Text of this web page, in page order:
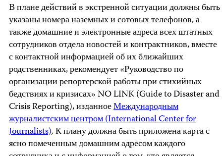
В плане действий в экстренной ситуации должны быть
указаны номера наземных и сотовых телефонов, а
также домашние и электронные адреса всех штатных
сотрудников отдела новостей и контрактников, вместе
с контактной информацией об их ближайших
родственниках, рекомендует «Руководство по
организации репортерской работы при стихийных
бедствиях и кризисах» NO LINK (Guide to Disaster and
Crisis Reporting), изданноеМеждународным
журналистским центром (International Center for
Journalists). К плану должна быть приложена карта с
ясно помеченным домашним адресом каждого